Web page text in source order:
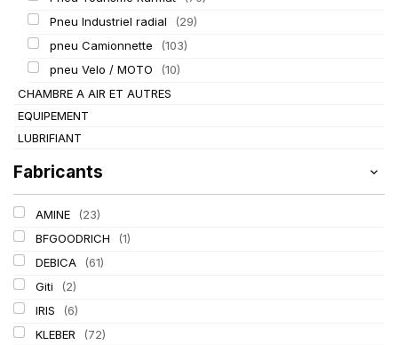
Pneu Industriel radial
(29)
pneu Camionnette
(103)
pneu Velo / MOTO
(10)
CHAMBRE A AIR ET AUTRES
EQUIPEMENT
LUBRIFIANT
Fabricants
AMINE
(23)
BFGOODRICH
(1)
DEBICA
(61)
Giti
(2)
IRIS
(6)
KLEBER
(72)